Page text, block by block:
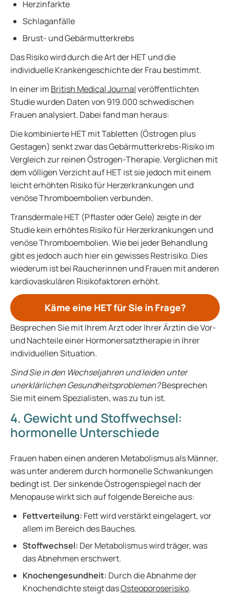
Herzinfarkte
Schlaganfälle
Brust- und Gebärmutterkrebs
Das Risiko wird durch die Art der HET und die
individuelle Krankengeschichte der Frau bestimmt.
In einer im British Medical Journalveröffentlichten
Studie wurden Daten von 919.000 schwedischen
Frauen analysiert. Dabei fand man heraus:
Die kombinierte HET mit Tabletten (Östrogen plus
Gestagen) senkt zwar das Gebärmutterkrebs-Risiko im
Vergleich zur reinen Östrogen-Therapie. Verglichen mit
dem völligen Verzicht auf HET ist sie jedoch mit einem
leicht erhöhten Risiko für Herzerkrankungen und
venöse Thromboembolien verbunden.
Transdermale HET (Pflaster oder Gele) zeigte in der
Studie kein erhöhtes Risiko für Herzerkrankungen und
venöse Thromboembolien. Wie bei jeder Behandlung
gibt es jedoch auch hier ein gewisses Restrisiko. Dies
wiederum ist bei Raucherinnen und Frauen mit anderen
kardiovaskulären Risikofaktoren erhöht.
Käme eine HET für Sie in Frage?
Besprechen Sie mit Ihrem Arzt oder Ihrer Ärztin die Vor-
und Nachteile einer Hormonersatztherapie in Ihrer
individuellen Situation.
Sind Sie in den Wechseljahren und leiden unter
unerklärlichen Gesundheitsproblemen?Besprechen
Sie mit einem Spezialisten, was zu tun ist.
4. Gewicht und Stoffwechsel:
hormonelle Unterschiede
Frauen haben einen anderen Metabolismus als Männer,
was unter anderem durch hormonelle Schwankungen
bedingt ist. Der sinkende Östrogenspiegel nach der
Menopause wirkt sich auf folgende Bereiche aus:
Fettverteilung: Fett wird verstärkt eingelagert, vor
allem im Bereich des Bauches.
Stoffwechsel: Der Metabolismus wird träger, was
das Abnehmen erschwert.
Knochengesundheit: Durch die Abnahme der
Knochendichte steigt dasOsteoporoserisiko.